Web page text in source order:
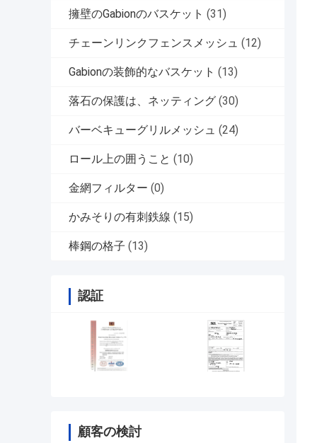
擁壁のGabionのバスケット (31)
チェーンリンクフェンスメッシュ (12)
Gabionの装飾的なバスケット (13)
落石の保護は、ネッティング (30)
バーベキューグリルメッシュ (24)
ロール上の囲うこと (10)
金網フィルター (0)
かみそりの有刺鉄線 (15)
棒鋼の格子 (13)
認証
顧客の検討